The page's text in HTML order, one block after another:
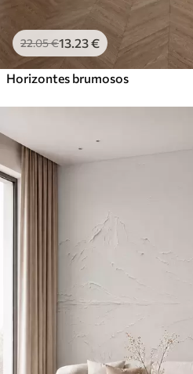
22.05€13.23€
Horizontes brumosos